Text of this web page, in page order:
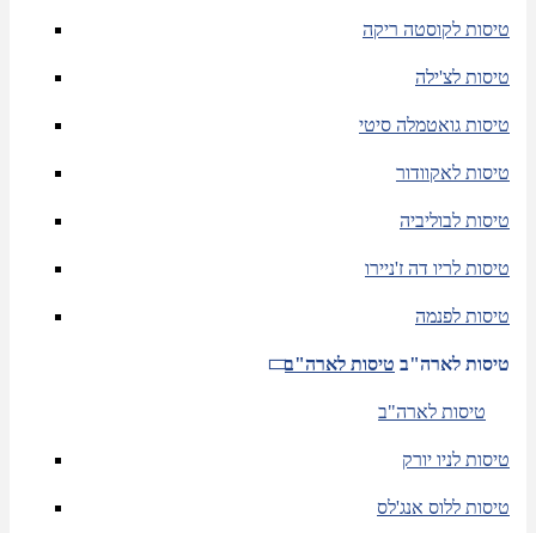
טיסות לקוסטה ריקה
טיסות לצ'ילה
טיסות גואטמלה סיטי
טיסות לאקוודור
טיסות לבוליביה
טיסות לריו דה ז'ניירו
טיסות לפנמה
טיסות לארה"ב טיסות לארה"ב
טיסות לארה"ב
טיסות לניו יורק
טיסות ללוס אנג'לס